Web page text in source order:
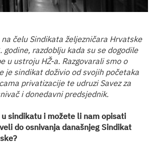
čelu Sindikata željezničara Hrvatske
razdoblju kada su se dogodile
u ustroju HŽ-a. Razgovarali smo o
je sindikat doživio od svojih početaka
privatizacije te udruzi Savez za
i donedavni predsjednik.
sindikatu i možete li nam opisati
do osnivanja današnjeg Sindikat